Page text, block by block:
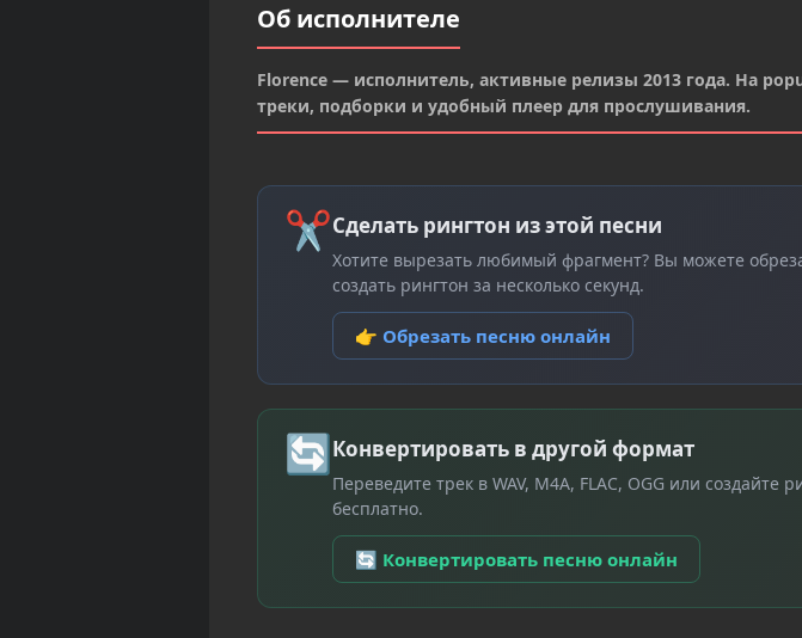
Об исполнителе
Florence — исполнитель, активные релизы 2013 года. На
треки, подборки и удобный плеер для прослушивания.
✂Сделать рингтон из этой песни
Хотите вырезать любимый фрагмент? Вы можете
создать рингтон за несколько секунд.
👉 Обрезать песню онлайн
🔄Конвертировать в другой формат
Переведите трек в WAV, M4A, FLAC, OGG или
бесплатно.
🔄 Конвертировать песню онлайн